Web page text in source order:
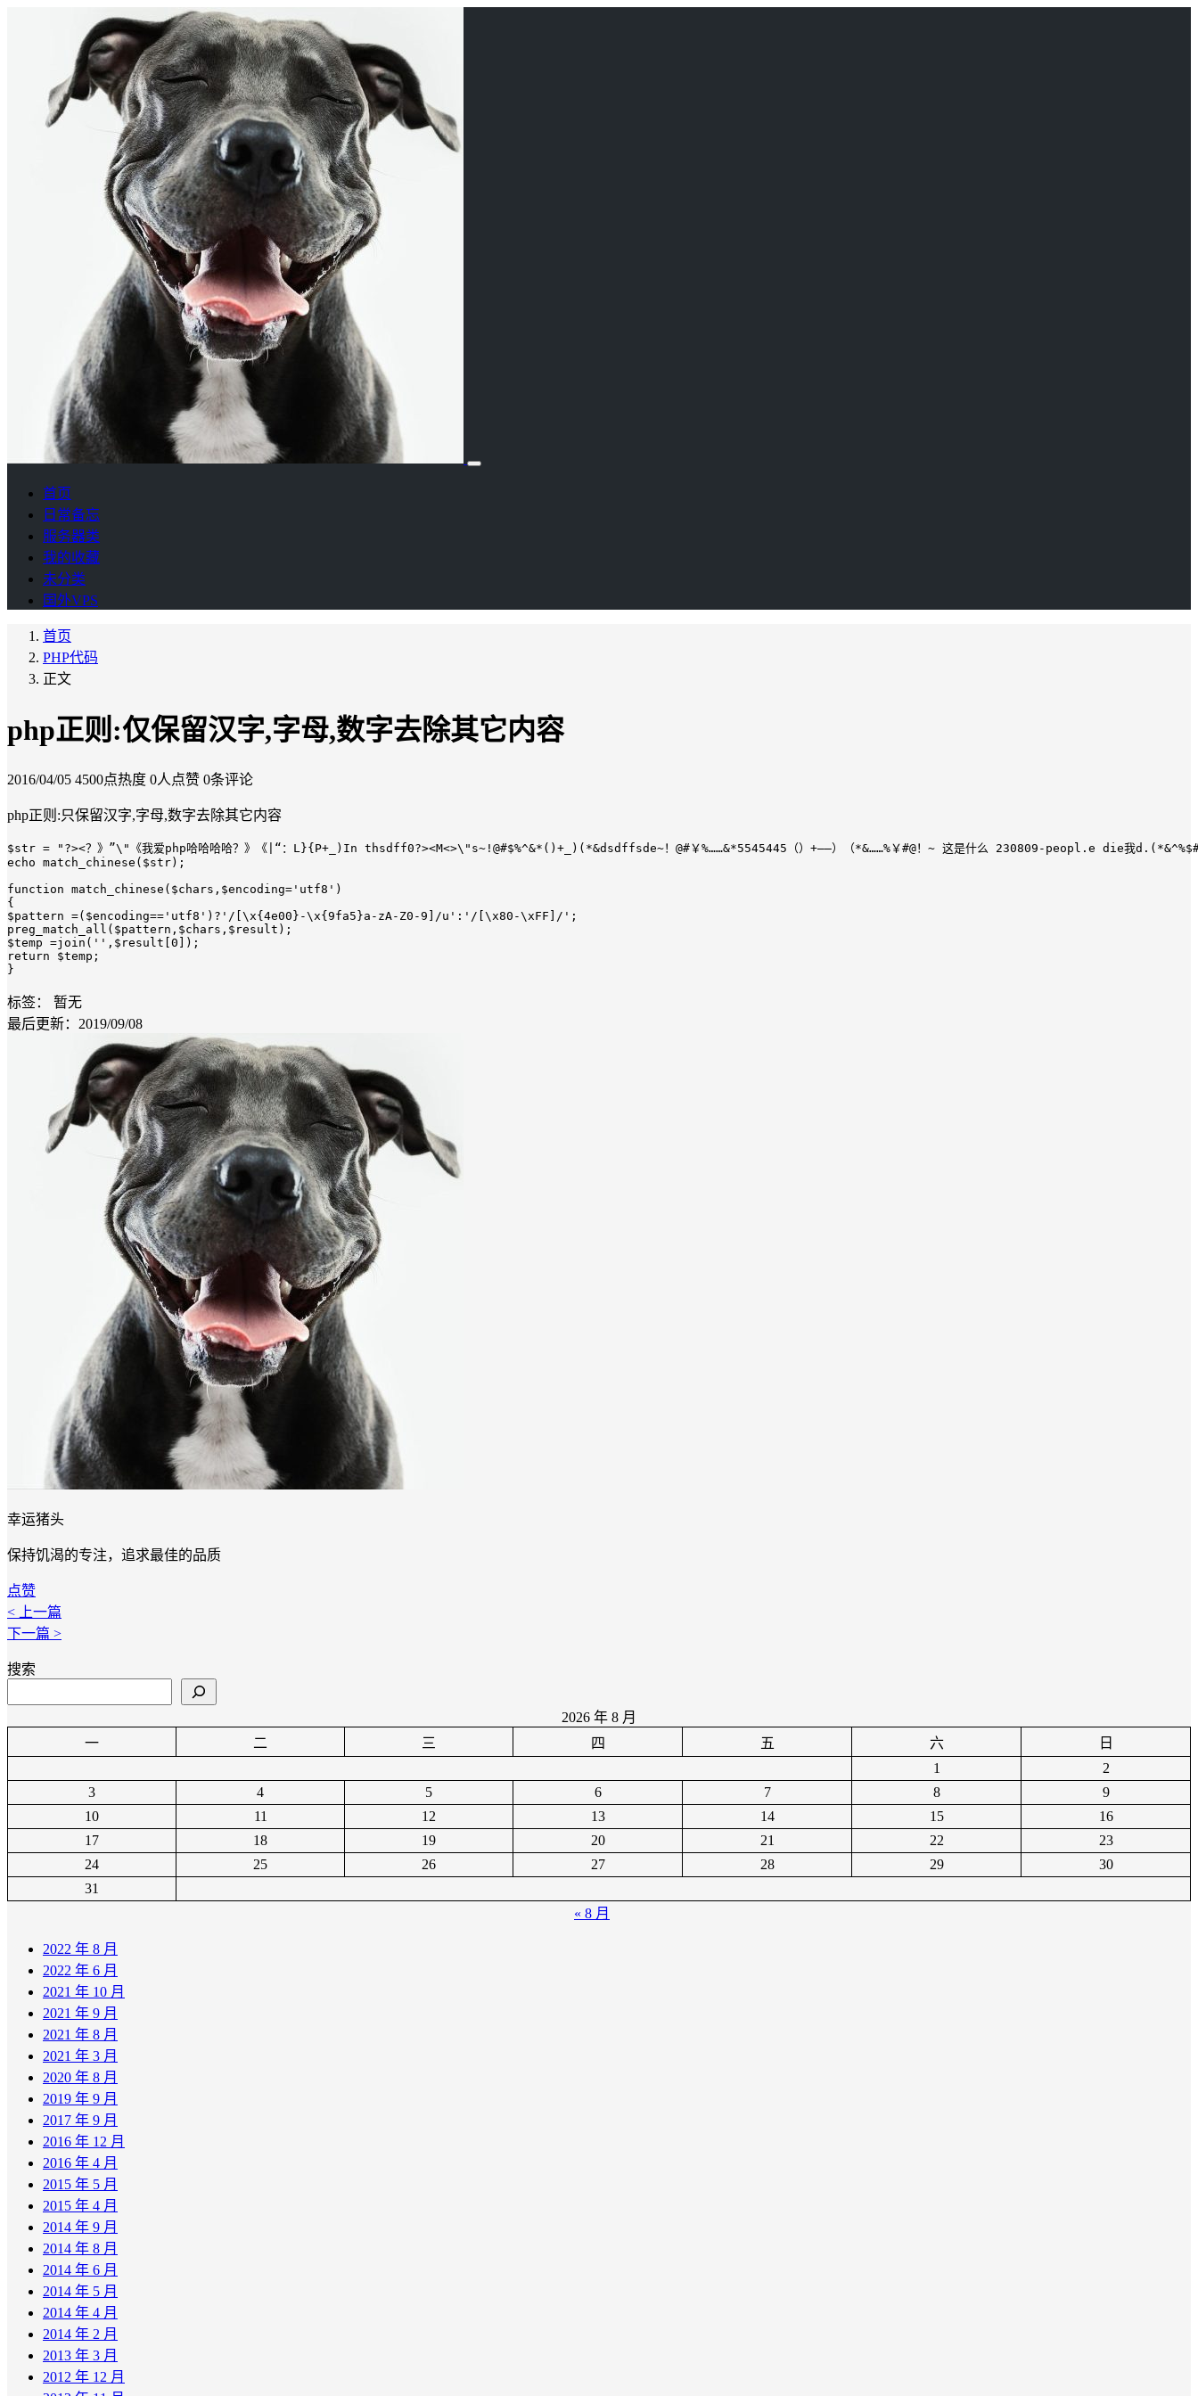
首页
日常备忘
服务器类
我的收藏
未分类
国外VPS
首页
PHP代码
正文
php正则:仅保留汉字,字母,数字去除其它内容
2016/04/05 4500点热度 0人点赞 0条评论
php正则:只保留汉字,字母,数字去除其它内容
$str = "?><？》”\"《我爱php哈哈哈哈？》《|“：L}{P+_)In thsdff0?><M<>\"s~!@#$%^&*()+_)(*&dsdffsde~！@#￥%……&*5545445（）+——）（*&……%￥#@！~ 这是什么 230809-peopl.e die我
echo match_chinese($str);
function match_chinese($chars,$encoding='utf8')
{
$pattern =($encoding=='utf8')?'/[\x{4e00}-\x{9fa5}a-zA-Z0-9]/u':'/[\x80-\xFF]/';
preg_match_all($pattern,$chars,$result);
$temp =join('',$result[0]);
return $temp;
}
标签：
暂无
最后更新：2019/09/08
幸运猪头
保持饥渴的专注，追求最佳的品质
点赞
< 上一篇
下一篇 >
搜索
2026 年 8 月
一
二 三 四 五 六
日
1
2
3
4 5 6 7 8
9
10
11 12 13 14 15
16
17
18 19 20 21 22
23
24
25 26 27 28 29
30
31
« 8 月
2022 年 8 月
2022 年 6 月
2021 年 10 月
2021 年 9 月
2021 年 8 月
2021 年 3 月
2020 年 8 月
2019 年 9 月
2017 年 9 月
2016 年 12 月
2016 年 4 月
2015 年 5 月
2015 年 4 月
2014 年 9 月
2014 年 8 月
2014 年 6 月
2014 年 5 月
2014 年 4 月
2014 年 2 月
2013 年 3 月
2012 年 12 月